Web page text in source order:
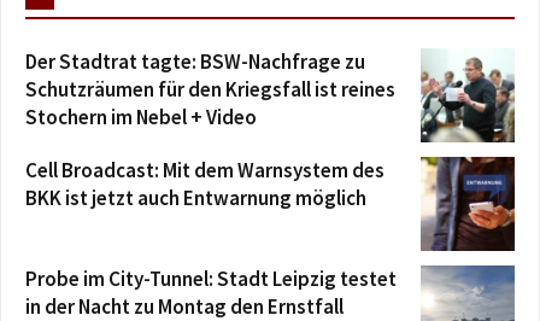
Der Stadtrat tagte: BSW-Nachfrage zu
Schutzräumen für den Kriegsfall ist reines
Stochern im Nebel + Video
Cell Broadcast: Mit dem Warnsystem des
BKK ist jetzt auch Entwarnung möglich
Probe im City-Tunnel: Stadt Leipzig testet
in der Nacht zu Montag den Ernstfall